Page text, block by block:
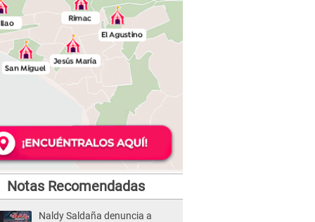
Notas Recomendadas
Naldy Saldaña denuncia a